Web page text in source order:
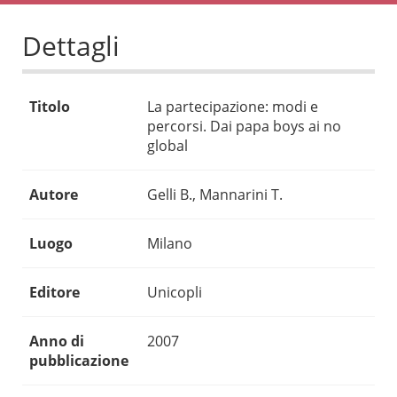
Dettagli
Titolo
La partecipazione: modi e
percorsi. Dai papa boys ai no
global
Autore Gelli B., Mannarini T.
Luogo Milano
Editore Unicopli
Anno di
pubblicazione
2007